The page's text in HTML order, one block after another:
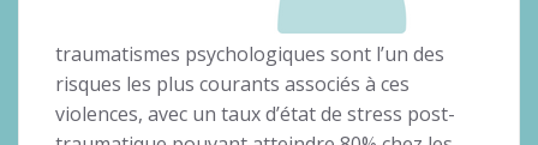
traumatismes psychologiques sont l’un des
risques les plus courants associés à ces
violences, avec un taux d’état de stress post-